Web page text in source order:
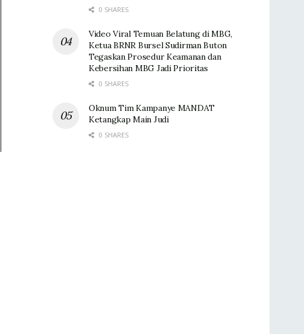
0 SHARES
Video Viral Temuan Belatung di MBG,
Ketua BRNR Bursel Sudirman Buton
Tegaskan Prosedur Keamanan dan
Kebersihan MBG Jadi Prioritas
0 SHARES
Oknum Tim Kampanye MANDAT
Ketangkap Main Judi
0 SHARES